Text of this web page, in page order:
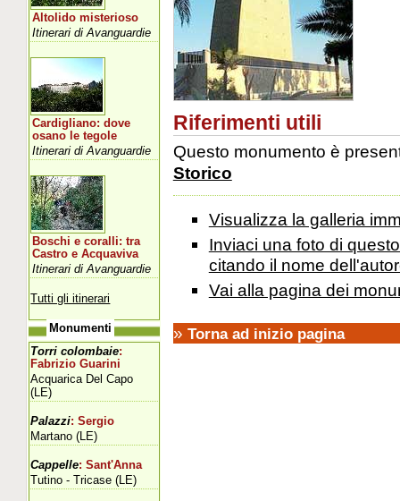
Riferimenti utili
Questo monumento è
Storico
Visualizza la galleria
Inviaci una foto di
citando il nome
Vai alla pagina dei
» Torna ad inizio pagina
Altolido misterioso
Itinerari di Avanguardie
Cardigliano: dove
osano le tegole
Itinerari di Avanguardie
Boschi e coralli: tra
Castro e Acquaviva
Itinerari di Avanguardie
Tutti gli itinerari
Monumenti
Torri colombaie:
Fabrizio Guarini
Acquarica Del Capo
(LE)
Palazzi: Sergio
Martano (LE)
Cappelle: Sant'Anna
Tutino - Tricase (LE)